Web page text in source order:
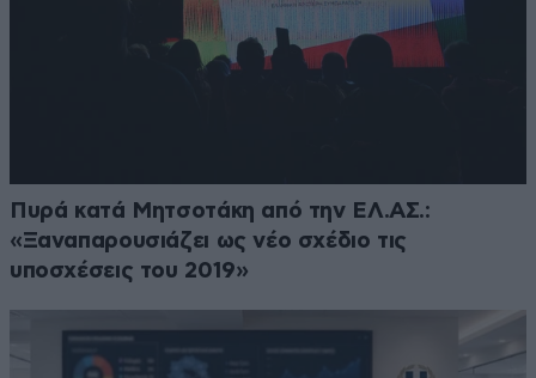
Πυρά κατά Μητσοτάκη από την ΕΛ.ΑΣ.:
«Ξαναπαρουσιάζει ως νέο σχέδιο τις
υποσχέσεις του 2019»